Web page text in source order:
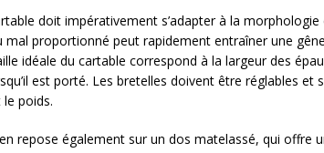
doit impérativement s’adapter à la morphologie
mal proportionné peut rapidement entraîner une
idéale du cartable correspond à la largeur des
est porté. Les bretelles doivent être réglables
poids.
repose également sur un dos matelassé, qui offre